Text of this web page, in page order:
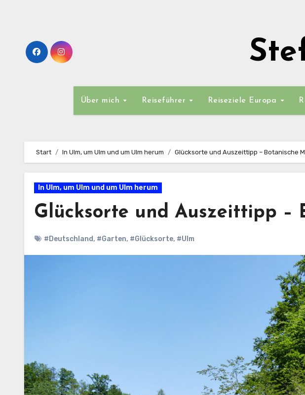
Über mich Reiseführer Reiseziele Europa
Start In Ulm, um Ulm und um Ulm herum Glücksorte und Auszeittipp – Botanische
In Ulm, um Ulm und um Ulm herum
Glücksorte und Auszeittipp –
#Deutschland, #Garten, #Glücksorte, #Ulm